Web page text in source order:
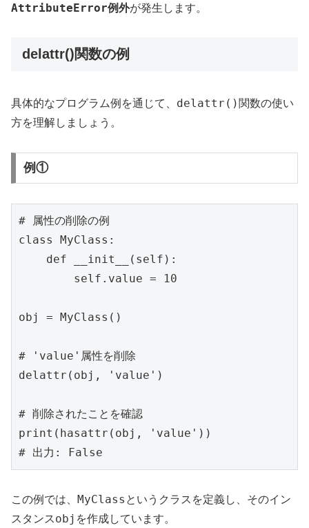
AttributeError例外が発生します。
delattr()関数の例
具体的なプログラム例を通じて、 delattr() 関数の使い
方を理解しましょう。
例①
# 属性の削除の例
class MyClass:
    def __init__(self):
        self.value = 10
obj = MyClass()
# 'value'属性を削除
delattr(obj, 'value')
# 削除されたことを確認
print(hasattr(obj, 'value'))
この例では、 MyClass というクラスを定義し、そのイン
スタンスobj を作成しています。